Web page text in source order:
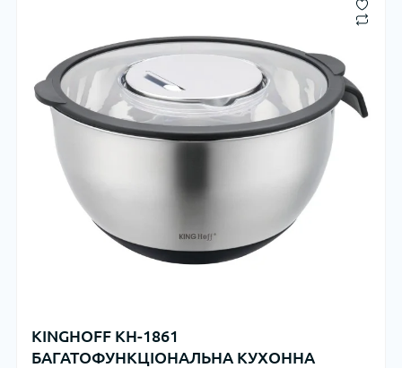
KINGHOFF KH-1861
БАГАТОФУНКЦІОНАЛЬНА КУХОННА